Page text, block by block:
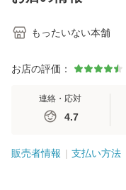
堂 [単行
もったいない本舗
お店の評価：
連絡・応対
4.7
販売者情報 支払い方法